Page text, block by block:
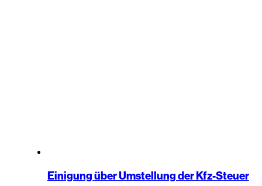
Einigung über Umstellung der Kfz-Steuer